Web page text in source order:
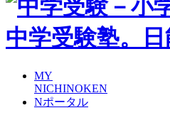
MY
NICHINOKEN
Nポータル